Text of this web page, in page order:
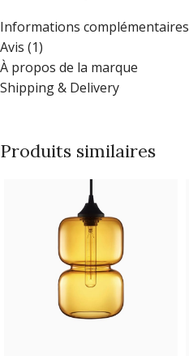
Informations complémentaires
Avis (1)
À propos de la marque
Shipping & Delivery
Produits similaires